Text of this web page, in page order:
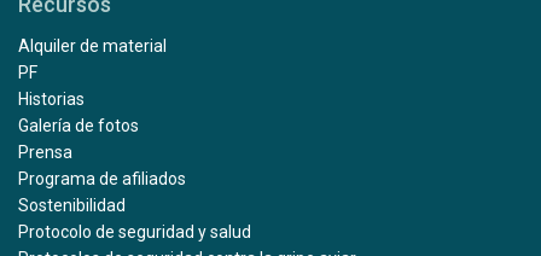
Alquiler de material
PF
Historias
Galería de fotos
Prensa
Programa de afiliados
Sostenibilidad
Protocolo de seguridad y salud